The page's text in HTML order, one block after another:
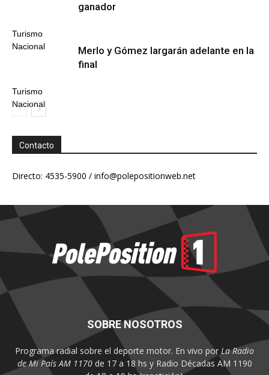
Turismo
Nacional
ganador
Turismo
Nacional
Merlo y Gómez largarán adelante en la
final
Contacto
Directo: 4535-5900 / info@polepositionweb.net
SOBRE NOSOTROS
Programa radial sobre el deporte motor. En vivo por La Radio
de Mi País AM 1170de 17 a 18 hs y Radio Décadas AM 1190